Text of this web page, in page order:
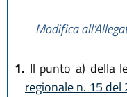
Modifica
1. Il punto a) della
regionale n. 15 del